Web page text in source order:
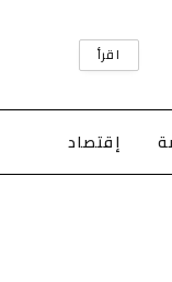
اقرأ
إقتصاد